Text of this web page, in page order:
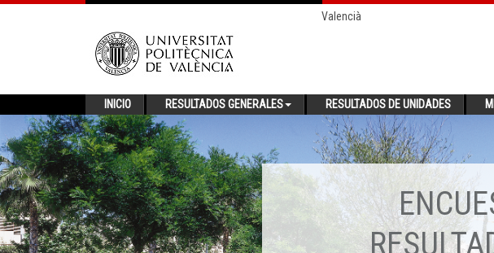
Valencià
INICIO RESULTADOS GENERALES RESULTADOS DE UNIDADES